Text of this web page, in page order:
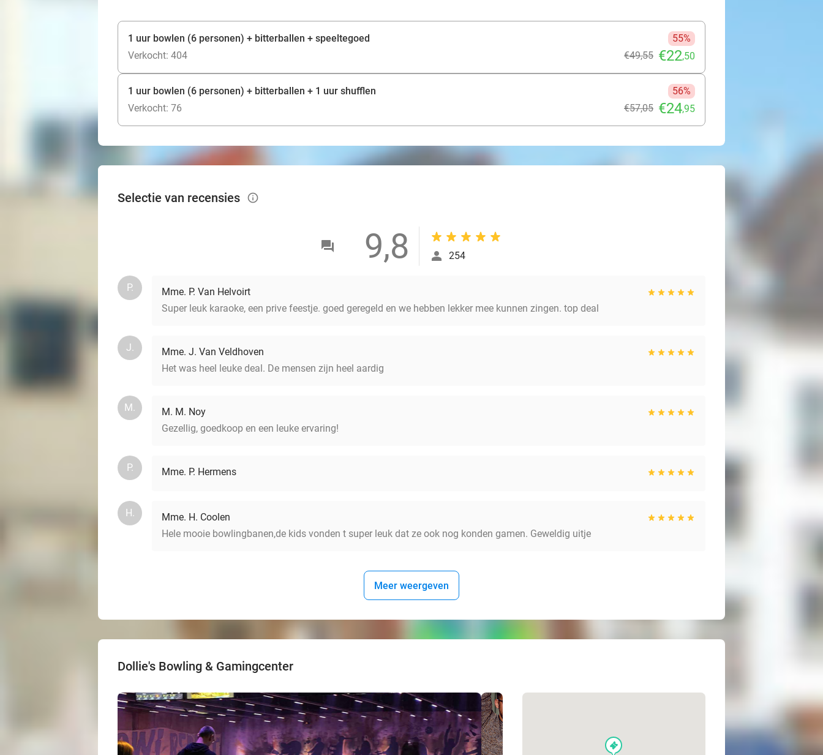
technologie worden scores automatisch bijgehouden en wissel je eenvoudig tussen
verschillende spelvarianten. Zo is iedere ronde weer anders en blijft het fanatiek tot de
1 uur bowlen (6 personen) + bitterballen + speeltegoed
55%
Verkocht: 404
€49,55 €22,50
1 uur bowlen (6 personen) + bitterballen + 1 uur shufflen
56%
Verkocht: 76
€57,05 €24,95
Selectie van recensies info_outlined
9,8 254
P.
Mme. P. Van Helvoirt
Super leuk karaoke, een prive feestje. goed geregeld en we hebben lekker mee kunnen zingen. top deal
J.
Mme. J. Van Veldhoven
Het was heel leuke deal. De mensen zijn heel aardig
M.
M. M. Noy
Gezellig, goedkoop en een leuke ervaring!
P. Mme. P. Hermens
H.
Mme. H. Coolen
Hele mooie bowlingbanen,de kids vonden t super leuk dat ze ook nog konden gamen. Geweldig uitje
Meer weergeven
Dollie's Bowling & Gamingcenter
events